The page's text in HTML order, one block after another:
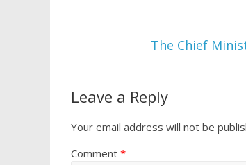
p
The Chief
Leave a Reply
Your email address will not be
Comment *